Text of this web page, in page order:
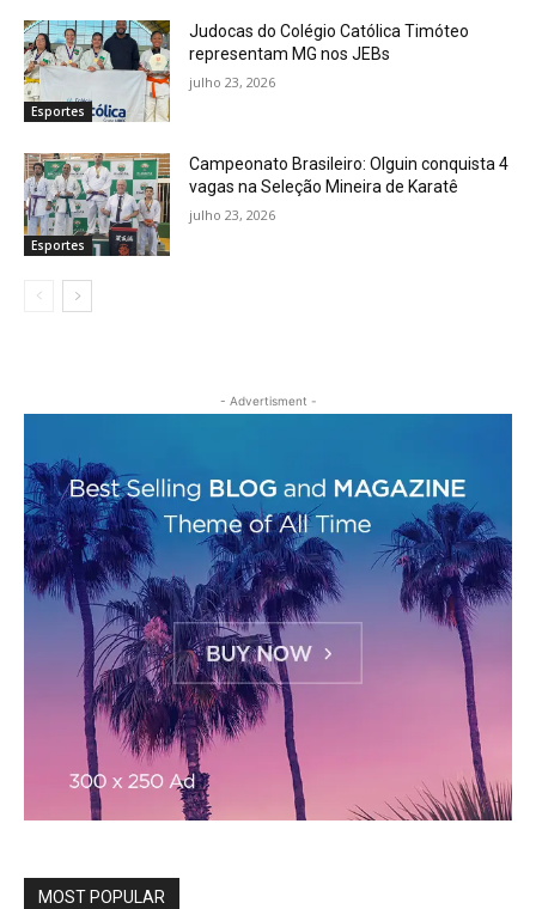
Esportes
Judocas do Colégio Católica Timóteo
representam MG nos JEBs
julho 23, 2026
Esportes
Campeonato Brasileiro: Olguin conquista 4
vagas na Seleção Mineira de Karatê
julho 23, 2026
- Advertisment -
MOST POPULAR